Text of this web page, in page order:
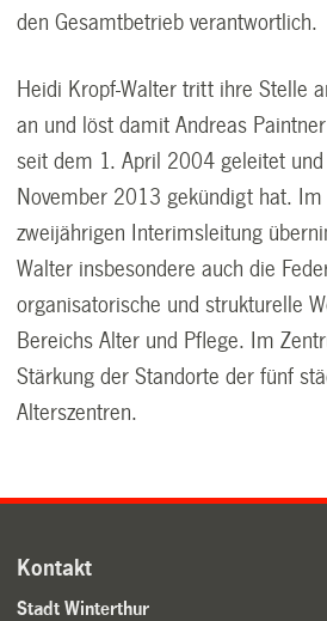
den Gesamtbetrieb verantwortlich.
Heidi Kropf-Walter tritt ihre Stelle
an und löst damit Andreas
seit dem 1. April 2004 geleitet
November 2013 gekündigt hat.
zweijährigen Interimsleitung
Walter insbesondere auch die
organisatorische und strukturelle
Bereichs Alter und Pflege. Im
Stärkung der Standorte der fünf
Alterszentren.
Kontakt
Stadt Winterthur